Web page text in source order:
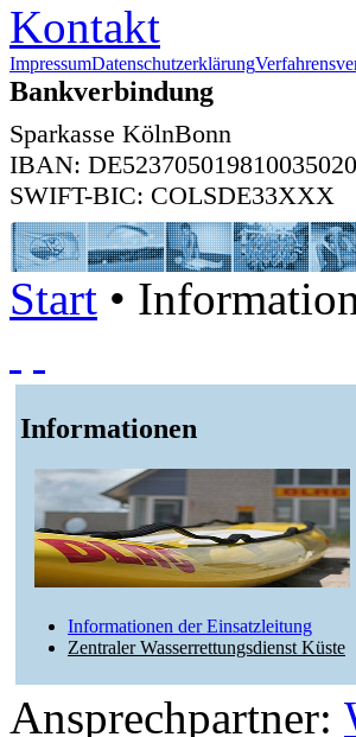
Kontakt
ImpressumDatenschutzerklärung
Bankverbindung
Sparkasse KölnBonn
IBAN:
SWIFT-BIC: COLSDE33XXX
Start •
Informationen
Informationen der Einsatzleitung
Zentraler Wasserrettungsdienst Küste
Ansprechpartner: